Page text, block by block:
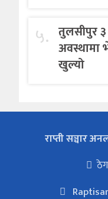
५. तुलसीपुर
अवस्थामा
खुल्यो
राप्ती सञ्चार